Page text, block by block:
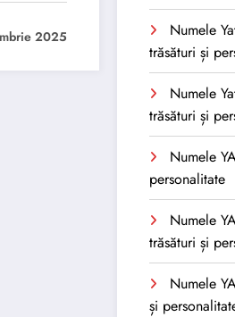
2025
Numele
trăsături și
Numele
trăsături și
Numele
personalitate
Numele
trăsături și
Numele
și